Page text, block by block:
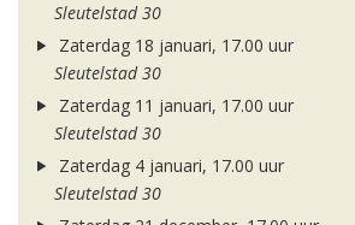
Sleutelstad 30
Zaterdag 18 januari, 17.00 uur
Sleutelstad 30
Zaterdag 11 januari, 17.00 uur
Sleutelstad 30
Zaterdag 4 januari, 17.00 uur
Sleutelstad 30